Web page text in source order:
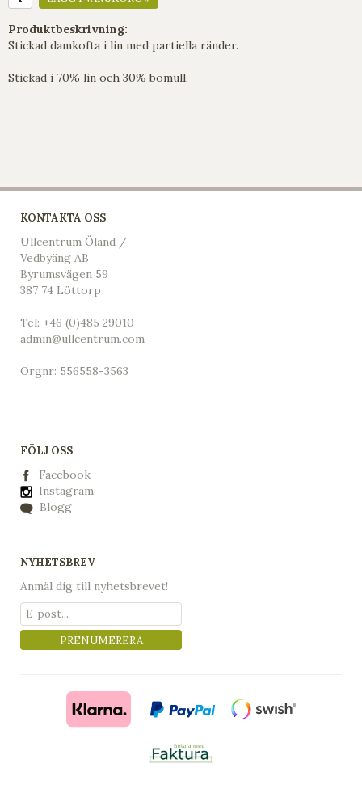
Produktbeskrivning:
Stickad damkofta i lin med partiella ränder.
Stickad i 70% lin och 30% bomull.
KONTAKTA OSS
Ullcentrum Öland /
Vedbyäng AB
Byrumsvägen 59
387 74 Löttorp
Tel: +46 (0)485 29010
admin@ullcentrum.com
Orgnr: 556558-3563
FÖLJ OSS
Facebook
Instagram
Blogg
NYHETSBREV
Anmäl dig till nyhetsbrevet!
PRENUMERERA